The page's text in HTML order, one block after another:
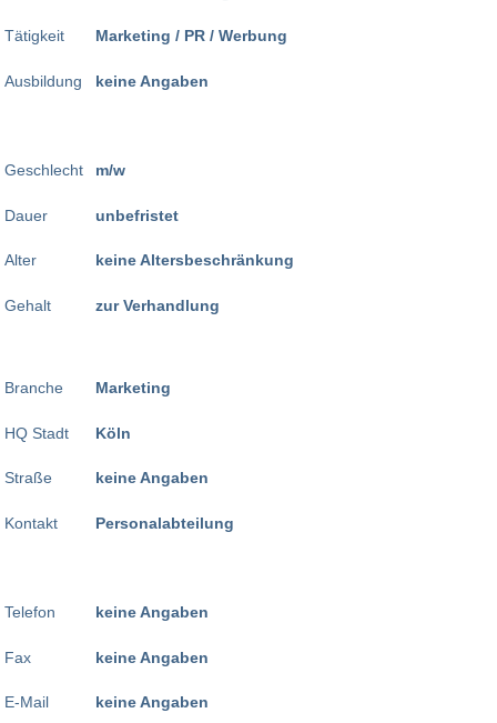
Tätigkeit
Ausbildung
Geschlecht
Dauer
Alter
Gehalt
Marketing / PR / Werbung
keine Angaben
m/w
unbefristet
keine Altersbeschränkung
zur Verhandlung
Branche
HQ Stadt
Straße
Kontakt
Telefon
Fax
E-Mail
Marketing
Köln
keine Angaben
Personalabteilung
keine Angaben
keine Angaben
keine Angaben